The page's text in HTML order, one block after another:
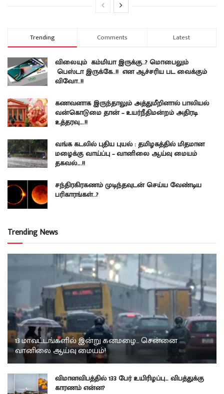
Trending Comments Latest
விலையும் கம்மியா இருக்கு..? மொபைலும்
பெஸ்டா இருக்கே..!! என ஆச்சரிய பட வைக்கும்
விவோ..!!
கணவனாக இருந்தாலும் அத்துமீறினால் பாலியல்
வன்கொடுமை தான் – உயர்நீதிமன்றம் அதிரடி
உத்தரவு….!!
வங்க கடலில் புதிய புயல் : தமிழகத்தில் மிதமான
மழைக்கு வாய்ப்பு – வானிலை ஆய்வு மையம்
தகவல்….!!
சந்திரகிரகணம் முடிந்தவுடன் செய்ய வேண்டிய
பரிகாரங்கள்..?
Trending News
13 மாவட்டங்களில் இன்று கனமழை… சென்னை
வானிலை ஆய்வு மையம்!
விமானவிபத்தில் 133 பேர் உயிரிழப்பு… விபத்துக்கு
காரணம் என்ன?